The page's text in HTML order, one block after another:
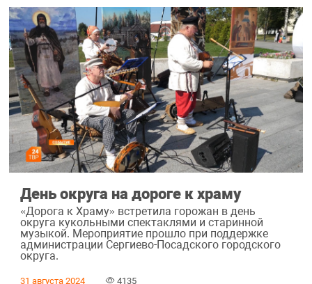
День округа на дороге к храму
«Дорога к Храму» встретила горожан в день
округа кукольными спектаклями и старинной
музыкой. Мероприятие прошло при поддержке
администрации Сергиево-Посадского городского
округа.
31 августа 2024 4135